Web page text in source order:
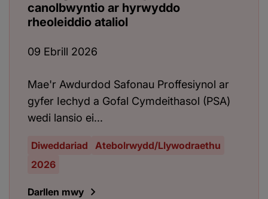
canolbwyntio ar hyrwyddo
rheoleiddio ataliol
09 Ebrill 2026
Mae'r Awdurdod Safonau Proffesiynol ar
gyfer Iechyd a Gofal Cymdeithasol (PSA)
wedi lansio ei...
Diweddariad
Atebolrwydd/Llywodraethu
2026
Darllen mwy